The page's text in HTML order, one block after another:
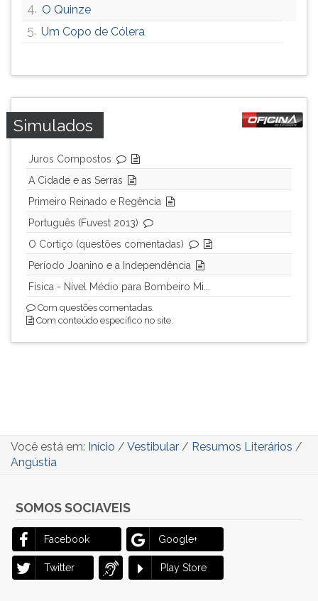
4. O Quinze
5. Um Copo de Cólera
Simulados
Juros Compostos
A Cidade e as Serras
Primeiro Reinado e Regência
Português (Fuvest 2013)
O Cortiço (questões comentadas)
Período Joanino e a Independência
Física - Nível Médio para Bombeiro Mi...
Com questões comentadas.
Com conteúdo específico no site.
Você está em: Início / Vestibular / Resumos Literários /
Angústia
SOMOS SOCIAVEIS
Facebook Google+
Twitter Play Store